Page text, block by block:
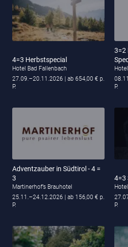
4=3 Herbstspecial
Hotel Bad Fallenbach
27.09.–20.11.2026
| ab 654,00 € p.
P.
3=2
P.
Adventzauber in Südtirol - 4 =
3
Martinerhof’s Brauhotel
25.11.–24.12.2026
| ab 156,00 € p.
P.
4=3
P.